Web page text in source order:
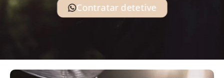
Contratar detetive